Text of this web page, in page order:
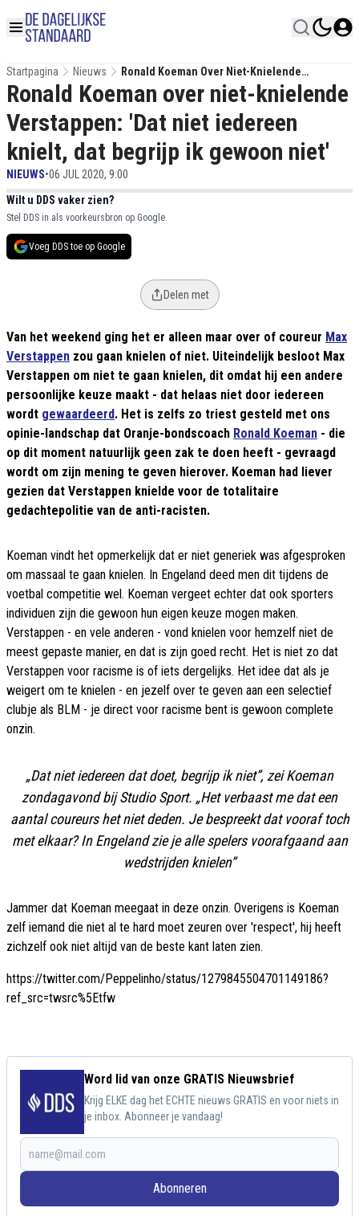
Startpagina Nieuws
Ronald Koeman Over Niet-Knielende
Verstappen: 'Dat Niet Iedereen Knielt, Dat
Begrijp Ik Gewoon Niet'
Ronald Koeman over niet-knielende
Verstappen: 'Dat niet iedereen
knielt, dat begrijp ik gewoon niet'
NIEUWS•06 JUL 2020, 9:00
Wilt u DDS vaker zien?
Stel DDS in als voorkeursbron op Google.
Voeg DDS toe op Google
Delen met
Van het weekend ging het er alleen maar over of coureur Max
Verstappen zou gaan knielen of niet. Uiteindelijk besloot Max
Verstappen om niet te gaan knielen, dit omdat hij een andere
persoonlijke keuze maakt - dat helaas niet door iedereen
wordt gewaardeerd. Het is zelfs zo triest gesteld met ons
opinie-landschap dat Oranje-bondscoach Ronald Koeman - die
op dit moment natuurlijk geen zak te doen heeft - gevraagd
wordt om zijn mening te geven hierover. Koeman had liever
gezien dat Verstappen knielde voor de totalitaire
gedachtepolitie van de anti-racisten.
Koeman vindt het opmerkelijk dat er niet generiek was afgesproken
om massaal te gaan knielen. In Engeland deed men dit tijdens de
voetbal competitie wel. Koeman vergeet echter dat ook sporters
individuen zijn die gewoon hun eigen keuze mogen maken.
Verstappen - en vele anderen - vond knielen voor hemzelf niet de
meest gepaste manier, en dat is zijn goed recht. Het is niet zo dat
Verstappen voor racisme is of iets dergelijks. Het idee dat als je
weigert om te knielen - en jezelf over te geven aan een selectief
clubje als BLM - je direct voor racisme bent is gewoon complete
onzin.
„Dat niet iedereen dat doet, begrijp ik niet”, zei Koeman
zondagavond bij Studio Sport. „Het verbaast me dat een
aantal coureurs het niet deden. Je bespreekt dat vooraf toch
met elkaar? In Engeland zie je alle spelers voorafgaand aan
wedstrijden knielen”
Jammer dat Koeman meegaat in deze onzin. Overigens is Koeman
zelf iemand die niet al te hard moet zeuren over 'respect', hij heeft
zichzelf ook niet altijd van de beste kant laten zien.
https://twitter.com/Peppelinho/status/1279845504701149186?
ref_src=twsrc%5Etfw
Word lid van onze GRATIS Nieuwsbrief
Krijg ELKE dag het ECHTE nieuws GRATIS en voor niets in
je inbox. Abonneer je vandaag!
Abonneren